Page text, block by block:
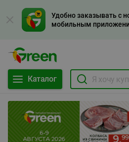
Удобно заказывать с
мобильным
Каталог